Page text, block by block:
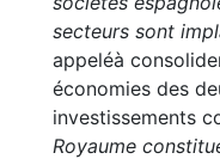
secteurs sont
appeléà
économies des
investissements
Royaume